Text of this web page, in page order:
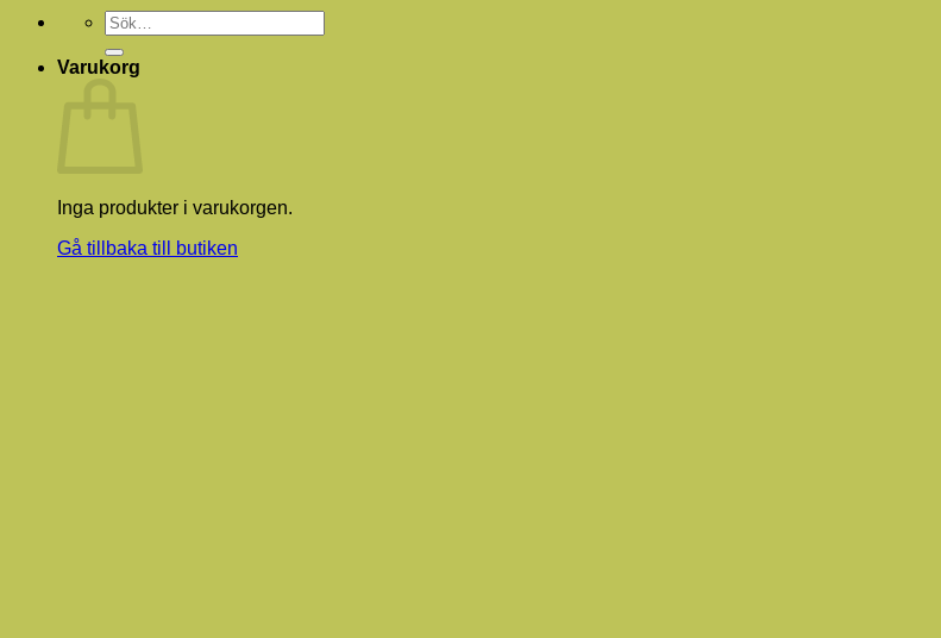
Sök
efter:
Varukorg
Inga produkter i varukorgen.
Gå tillbaka till butiken